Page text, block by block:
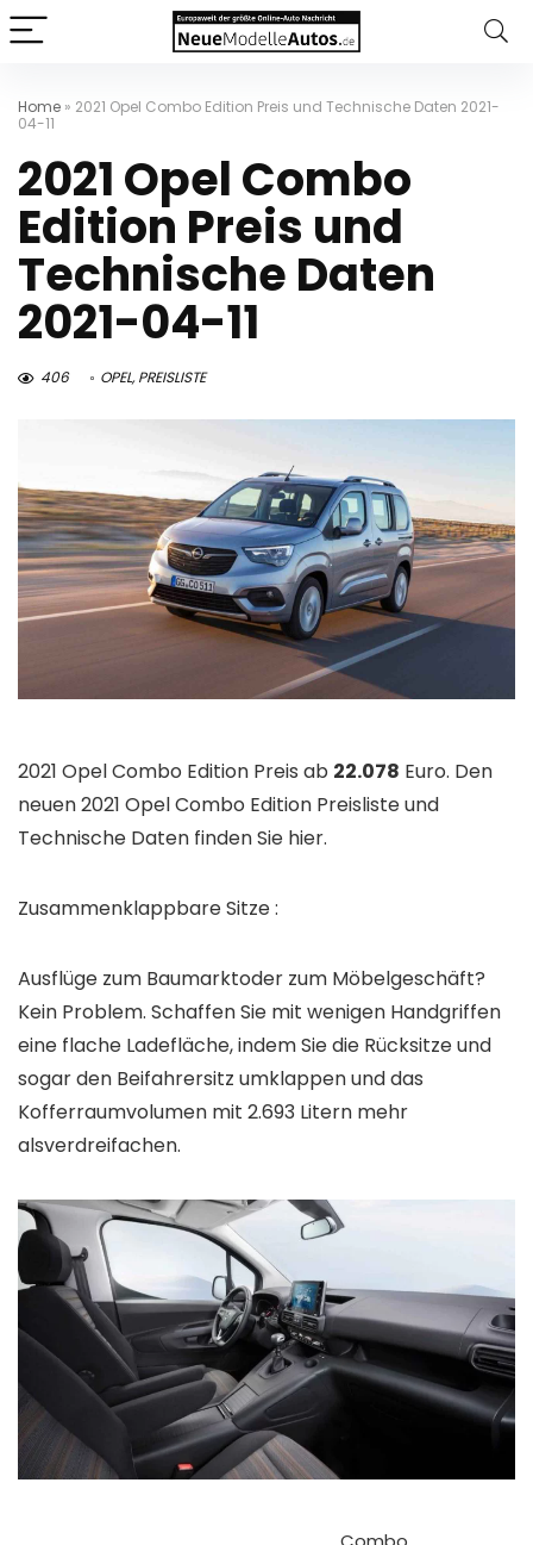
Home » 2021 Opel Combo Edition Preis und Technische Daten 2021-
04-11
2021 Opel Combo
Edition Preis und
Technische Daten
2021-04-11
406 OPEL,PREISLISTE
2021 Opel Combo Edition Preis ab 22.078 Euro. Den
neuen 2021 Opel Combo Edition Preisliste und
Technische Daten finden Sie hier.
Zusammenklappbare Sitze :
Ausflüge zum Baumarktoder zum Möbelgeschäft?
Kein Problem. Schaffen Sie mit wenigen Handgriffen
eine flache Ladefläche, indem Sie die Rücksitze und
sogar den Beifahrersitz umklappen und das
Kofferraumvolumen mit 2.693 Litern mehr
alsverdreifachen.